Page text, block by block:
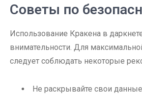
Советы по
Использование Кракена в
внимательности. Для
следует соблюдать некоторые
Не раскрывайте свои